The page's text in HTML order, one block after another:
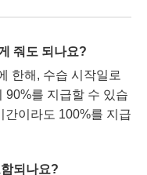
줘도 되나요?
한해, 수습 시작일로
90%를 지급할 수 있습
간이라도 100%를 지급
되나요?